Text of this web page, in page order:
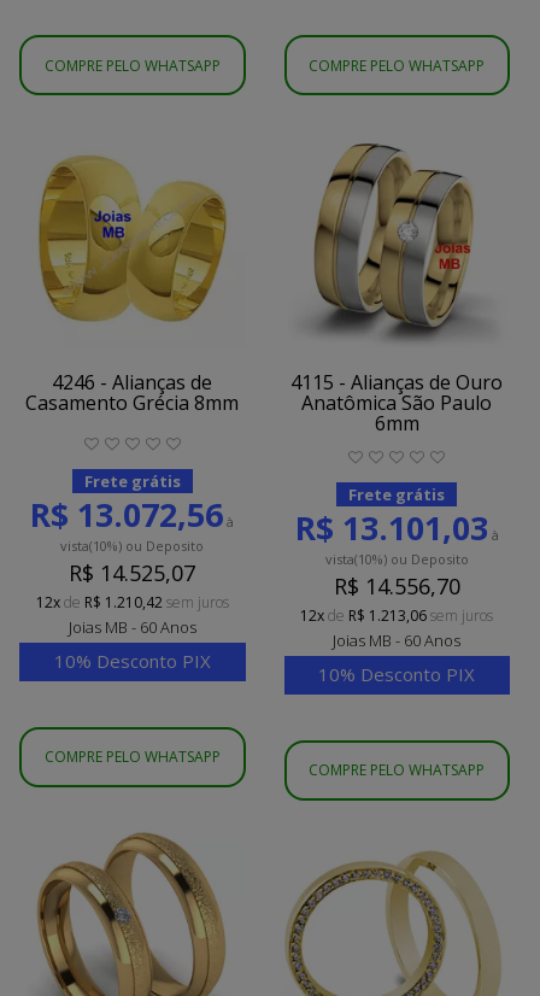
COMPRE PELO WHATSAPP COMPRE PELO WHATSAPP
4246 - Alianças de
Casamento Grécia 8mm
Frete grátis
R$ 13.072,56 à
vista(10%) ou Deposito
R$ 14.525,07
12xde R$ 1.210,42sem juros
Joias MB - 60 Anos
10% Desconto PIX
COMPRE PELO WHATSAPP
4115 - Alianças de Ouro
Anatômica São Paulo
6mm
Frete grátis
R$ 13.101,03 à
vista(10%)ou Deposito
R$ 14.556,70
12xde R$ 1.213,06sem juros
Joias MB - 60 Anos
10% Desconto PIX
COMPRE PELO WHATSAPP